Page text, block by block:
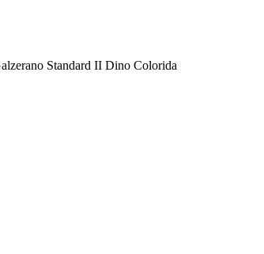
Standard II Dino Colorida